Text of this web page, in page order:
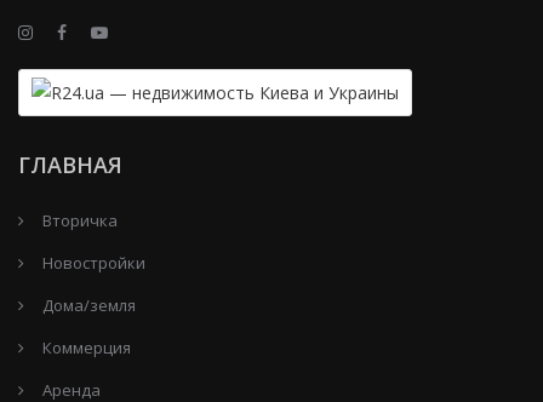
ГЛАВНАЯ
Вторичка
Новостройки
Дома/земля
Коммерция
Аренда